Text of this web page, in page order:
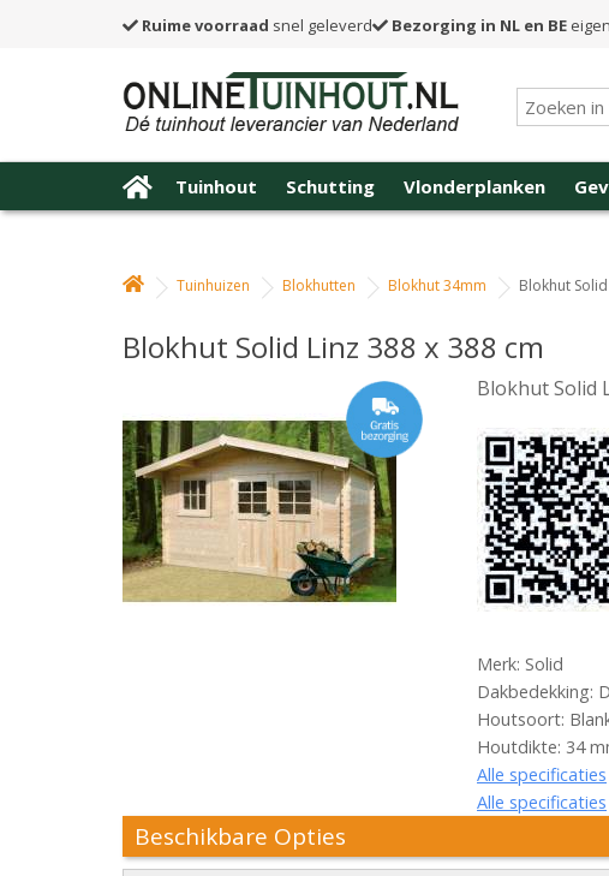
Ruime voorraad snel geleverd Bezorging in NL en BE
Tuinhout Schutting Vlonderplanken
Tuinhuizen Blokhutten Blokhut 34mm Blokhut
Blokhut Solid Linz 388 x 388 cm
Blokhut Solid
Merk: Solid
Dakbedekking:
Houtsoort:
Houtdikte: 34
Alle specificaties
Alle specificaties
Beschikbare Opties